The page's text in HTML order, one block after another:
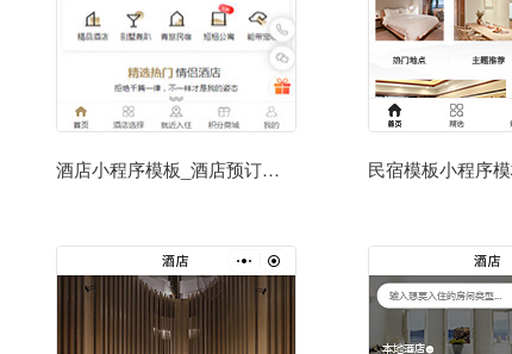
酒店小程序模板_酒店预订小程序模板源码